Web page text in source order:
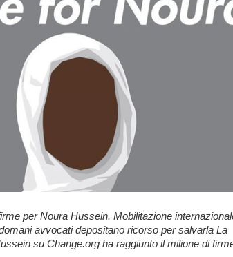
per Noura Hussein. Mobilitazione
avvocati depositano ricorso per salvarla La
su Change.org ha raggiunto il milione di